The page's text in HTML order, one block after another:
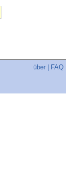
über FAQ